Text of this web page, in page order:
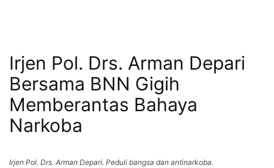
Irjen Pol. Drs. Arman Depari
Bersama BNN Gigih
Memberantas Bahaya
Narkoba
Irjen Pol. Drs. Arman Depari. Peduli bangsa dan antinarkoba.